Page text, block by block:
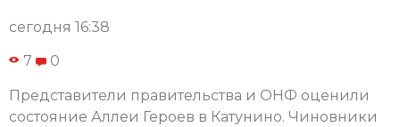
сегодня 16:38
7 0
Представители правительства и ОНФ оценили
состояние Аллеи Героев в Катунино. Чиновники